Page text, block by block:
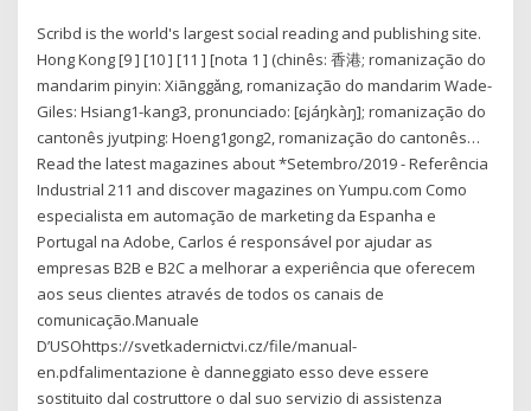
Scribd is the world's largest social reading and publishing site.
Hong Kong [9 ] [10 ] [11 ] [nota 1 ] (chinês: 香港; romanização do
mandarim pinyin: Xiānggǎng, romanização do mandarim Wade-
Giles: Hsiang1-kang3, pronunciado: [ɕjáŋkàŋ]; romanização do
cantonês jyutping: Hoeng1gong2, romanização do cantonês…
Read the latest magazines about *Setembro/2019 - Referência
Industrial 211 and discover magazines on Yumpu.com Como
especialista em automação de marketing da Espanha e
Portugal na Adobe, Carlos é responsável por ajudar as
empresas B2B e B2C a melhorar a experiência que oferecem
aos seus clientes através de todos os canais de
comunicação.Manuale
D’USOhttps://svetkadernictvi.cz/file/manual-
en.pdfalimentazione è danneggiato esso deve essere
sostituito dal costruttore o dal suo servizio di assistenza